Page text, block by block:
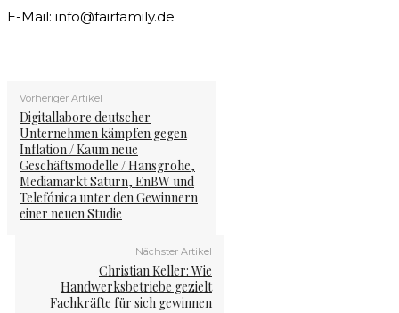
E-Mail: info@fairfamily.de
Vorheriger Artikel
Digitallabore deutscher
Unternehmen kämpfen gegen
Inflation / Kaum neue
Geschäftsmodelle / Hansgrohe,
Mediamarkt Saturn, EnBW und
Telefónica unter den Gewinnern
einer neuen Studie
Nächster Artikel
Christian Keller: Wie
Handwerksbetriebe gezielt
Fachkräfte für sich gewinnen